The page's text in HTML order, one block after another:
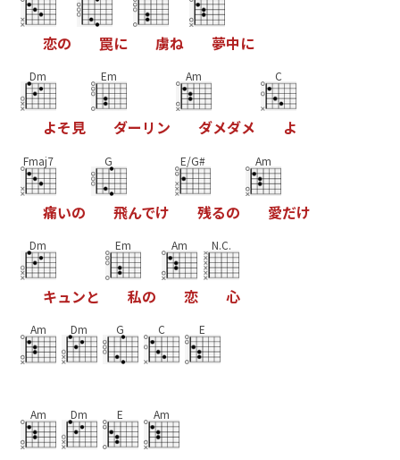
恋の 罠に 虜ね 夢中に
Dm
よそ見
Em
ダー リ ン
Am
ダメダメ
C
よ
Fmaj7
痛いの
G
飛んでけ
E/G#
残るの
Am
愛だけ
Dm
キュンと
Em
私の
Am
恋
N.C.
心
Am Dm G C E
Am Dm E Am